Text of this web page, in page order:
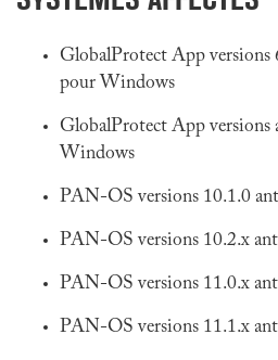
GlobalProtect App versions
pour Windows
GlobalProtect App versions
Windows
PAN-OS versions 10.1.0
PAN-OS versions 10.2.x
PAN-OS versions 11.0.x
PAN-OS versions 11.1.x